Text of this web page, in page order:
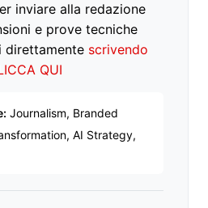
inviare alla redazione
e prove tecniche
direttamente scrivendo
QUI
Journalism, Branded
AI Strategy,